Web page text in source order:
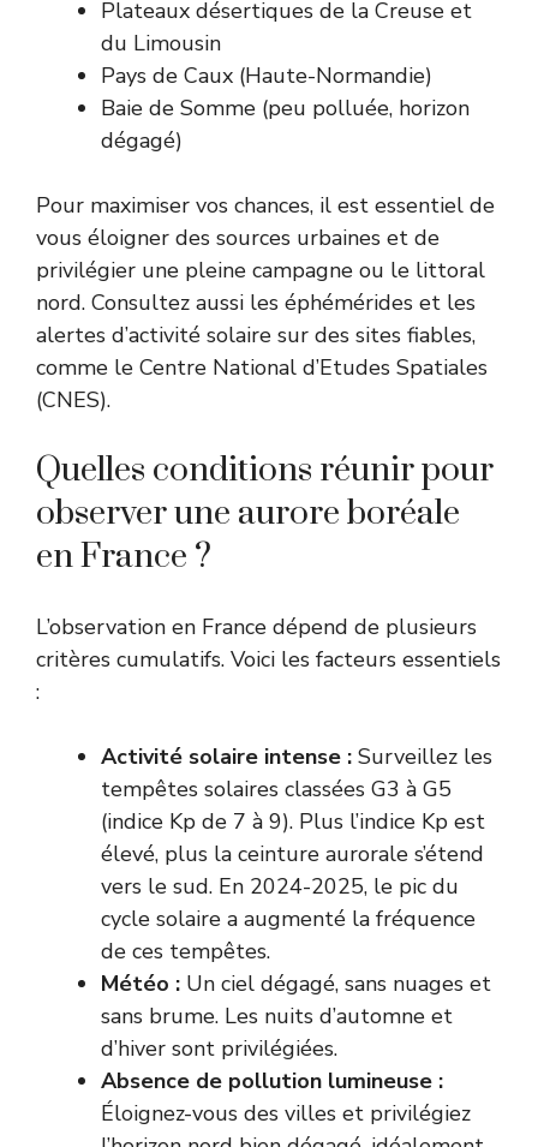
Plateaux désertiques de la Creuse et
du Limousin
Pays de Caux (Haute-Normandie)
Baie de Somme (peu polluée, horizon
dégagé)
Pour maximiser vos chances, il est essentiel de
vous éloigner des sources urbaines et de
privilégier une pleine campagne ou le littoral
nord. Consultez aussi les éphémérides et les
alertes d’activité solaire sur des sites fiables,
comme le Centre National d’Etudes Spatiales
(CNES).
Quelles conditions réunir pour
observer une aurore boréale
en France ?
L’observation en France dépend de plusieurs
critères cumulatifs. Voici les facteurs essentiels
:
Activité solaire intense : Surveillez les
tempêtes solaires classées G3 à G5
(indice Kp de 7 à 9). Plus l’indice Kp est
élevé, plus la ceinture aurorale s’étend
vers le sud. En 2024-2025, le pic du
cycle solaire a augmenté la fréquence
de ces tempêtes.
Météo : Un ciel dégagé, sans nuages et
sans brume. Les nuits d’automne et
d’hiver sont privilégiées.
Absence de pollution lumineuse :
Éloignez-vous des villes et privilégiez